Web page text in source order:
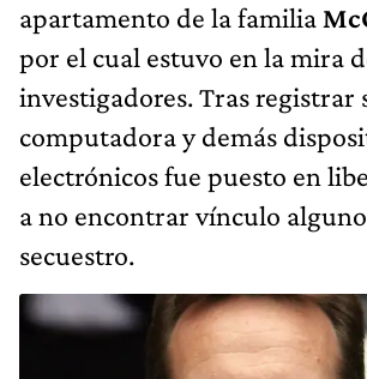
apartamento de la familia
por el cual estuvo en la mira
investigadores. Tras registrar
computadora y demás
electrónicos fue puesto en
a no encontrar vínculo
secuestro.